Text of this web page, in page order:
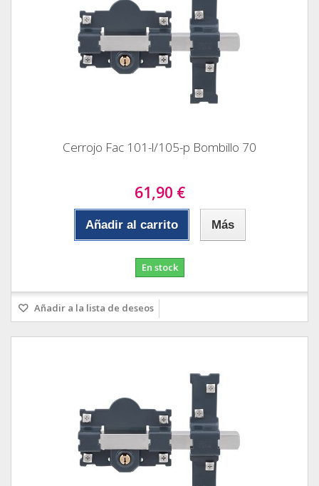
Cerrojo Fac 101-l/105-p Bombillo 70
61,90 €
Añadir al carrito Más
En stock
Añadir a la lista de deseos